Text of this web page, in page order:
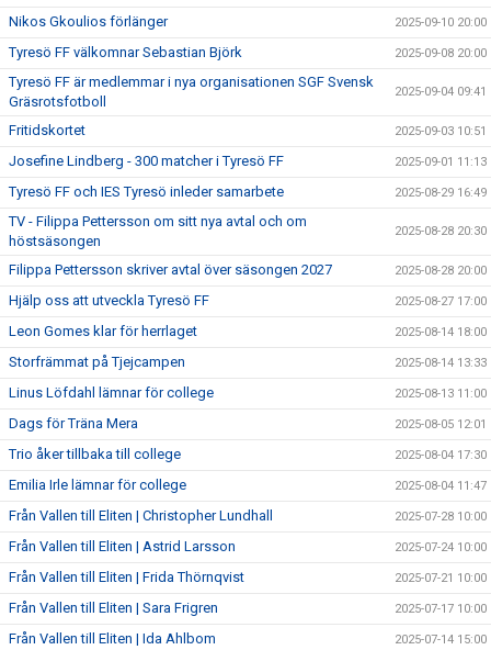
Nikos Gkoulios förlänger 2025-09-10 20:00
Tyresö FF välkomnar Sebastian Björk 2025-09-08 20:00
Tyresö FF är medlemmar i nya organisationen SGF Svensk
Gräsrotsfotboll
2025-09-04 09:41
Fritidskortet 2025-09-03 10:51
Josefine Lindberg - 300 matcher i Tyresö FF 2025-09-01 11:13
Tyresö FF och IES Tyresö inleder samarbete 2025-08-29 16:49
TV - Filippa Pettersson om sitt nya avtal och om
höstsäsongen
2025-08-28 20:30
Filippa Pettersson skriver avtal över säsongen 2027 2025-08-28 20:00
Hjälp oss att utveckla Tyresö FF 2025-08-27 17:00
Leon Gomes klar för herrlaget 2025-08-14 18:00
Storfrämmat på Tjejcampen 2025-08-14 13:33
Linus Löfdahl lämnar för college 2025-08-13 11:00
Dags för Träna Mera 2025-08-05 12:01
Trio åker tillbaka till college 2025-08-04 17:30
Emilia Irle lämnar för college 2025-08-04 11:47
Från Vallen till Eliten | Christopher Lundhall 2025-07-28 10:00
Från Vallen till Eliten | Astrid Larsson 2025-07-24 10:00
Från Vallen till Eliten | Frida Thörnqvist 2025-07-21 10:00
Från Vallen till Eliten | Sara Frigren 2025-07-17 10:00
Från Vallen till Eliten | Ida Ahlbom 2025-07-14 15:00